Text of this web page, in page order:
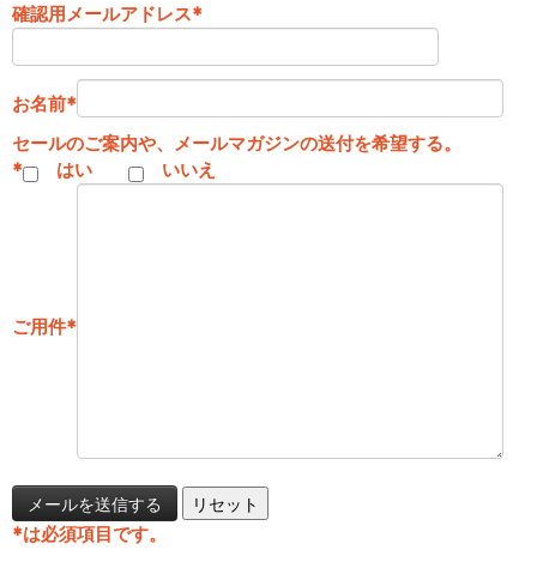
確認用メールアドレス*
お名前*
セールのご案内や、メールマガジンの送付を希望する。
*
はい いいえ
ご用件*
*は必須項目です。